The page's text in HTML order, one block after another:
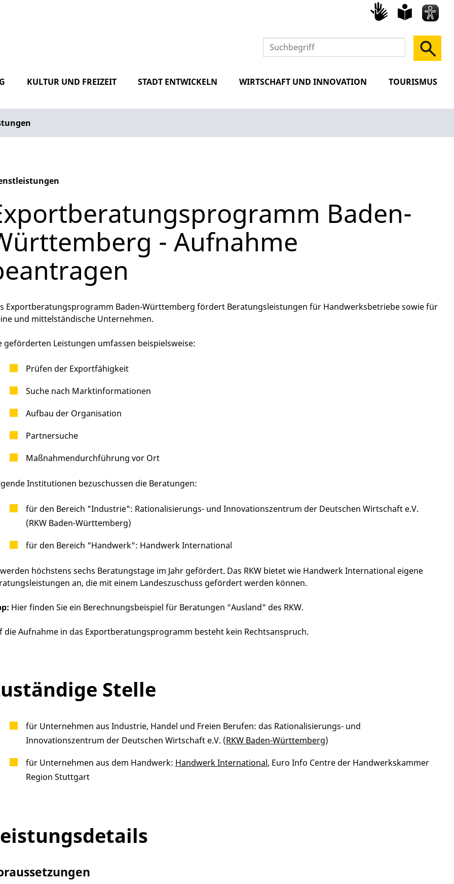
KULTUR UND FREIZEIT STADT ENTWICKELN WIRTSCHAFT UND INNOVATION TOURISMUS
Baden-
- Aufnahme
Exportberatungsprogramm Baden-Württemberg fördert Beratungsleistungen für Handwerksbetriebe sowie für
und mittelständische Unternehmen.
geförderten Leistungen umfassen beispielsweise:
Prüfen der Exportfähigkeit
Suche nach Marktinformationen
Aufbau der Organisation
Partnersuche
Maßnahmendurchführung vor Ort
Institutionen bezuschussen die Beratungen:
für den Bereich "Industrie": Rationalisierungs- und Innovationszentrum der Deutschen Wirtschaft e.V.
(RKW Baden-Württemberg)
für den Bereich "Handwerk": Handwerk International
werden höchstens sechs Beratungstage im Jahr gefördert. Das RKW bietet wie Handwerk International eigene
an, die mit einem Landeszuschuss gefördert werden können.
Hier finden Sie ein Berechnungsbeispiel für Beratungen "Ausland" des RKW.
die Aufnahme in das Exportberatungsprogramm besteht kein Rechtsanspruch.
Stelle
für Unternehmen aus Industrie, Handel und Freien Berufen: das Rationalisierungs- und
Innovationszentrum der Deutschen Wirtschaft e.V. (RKW Baden-Württemberg)
für Unternehmen aus dem Handwerk: Handwerk International, Euro Info Centre der Handwerkskammer
Region Stuttgart